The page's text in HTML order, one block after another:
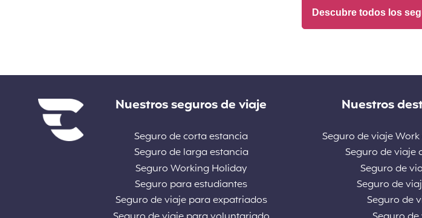
Descubre todos los
Enlaces Nuestros seguros de viaje
Seguro de corta estancia
Seguro de larga estancia
Seguro Working Holiday
Seguro para estudiantes
Seguro de viaje para expatriados
Nuestros
Seguro de viaje
Seguro de viaje
Seguro de
Seguro de
Seguro de